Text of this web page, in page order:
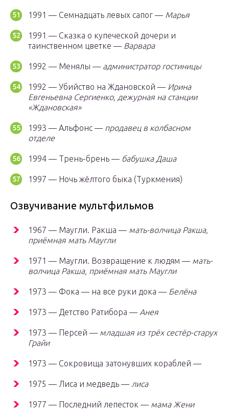
1991 — Семнадцать левых сапог — Марья
1991 — Сказка о купеческой дочери и
таинственном цветке — Варвара
1992 — Менялы — администратор гостиницы
1992 — Убийство на Ждановской — Ирина
Евгеньевна Сергиенко, дежурная на станции
«Ждановская»
1993 — Альфонс — продавец в колбасном
отделе
1994 — Трень-брень — бабушка Даша
1997 — Ночь жёлтого быка (Туркмения)
Озвучивание мультфильмов
1967 — Маугли. Ракша — мать-волчица Ракша,
приёмная мать Маугли
1971 — Маугли. Возвращение к людям — мать-
волчица Ракша, приёмная мать Маугли
1973 — Фока — на все руки дока — Белёна
1973 — Детство Ратибора — Анея
1973 — Персей — младшая из трёх сестёр-старух
Грайи
1973 — Сокровища затонувших кораблей —
1975 — Лиса и медведь — лиса
1977 — Последний лепесток — мама Жени